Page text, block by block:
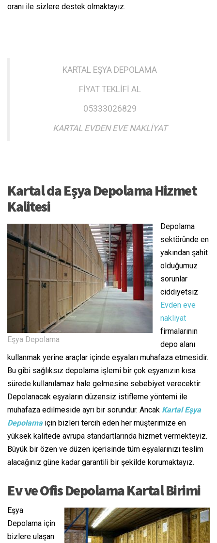
oranı ile sizlere destek olmaktayız.
KARTAL EŞYA DEPOLAMA
FİYAT TEKLİFİ AL
05333026829
KARTAL EVDEN EVE NAKLİYAT
Kartal da Eşya Depolama Hizmet
Kalitesi
Eşya Depolama
Depolama
sektöründe en
yakından şahit
olduğumuz
sorunlar
ciddiyetsiz
Evden eve
nakliyat
firmalarının
depo alanı
kullanmak yerine araçlar içinde eşyaları muhafaza etmesidir.
Bu gibi sağlıksız depolama işlemi bir çok eşyanızın kısa
sürede kullanılamaz hale gelmesine sebebiyet verecektir.
Depolanacak eşyaların düzensiz istifleme yöntemi ile
muhafaza edilmeside ayrı bir sorundur. Ancak Kartal Eşya
Depolamaiçin bizleri tercih eden her müşterimize en
yüksek kalitede avrupa standartlarında hizmet vermekteyiz.
Büyük bir özen ve düzen içerisinde tüm eşyalarınızı teslim
alacağınız güne kadar garantili bir şekilde korumaktayız.
Ev ve Ofis Depolama Kartal Birimi
Eşya
Depolama için
bizlere ulaşan